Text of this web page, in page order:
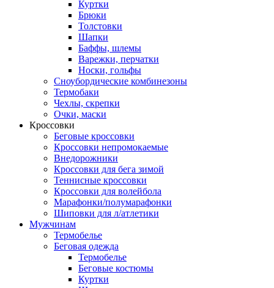
Куртки
Брюки
Толстовки
Шапки
Баффы, шлемы
Варежки, перчатки
Носки, гольфы
Сноубордические комбинезоны
Термобаки
Чехлы, скрепки
Очки, маски
Кроссовки
Беговые кроссовки
Кроссовки непромокаемые
Внедорожники
Кроссовки для бега зимой
Теннисные кроссовки
Кроссовки для волейбола
Марафонки/полумарафонки
Шиповки для л/атлетики
Мужчинам
Термобелье
Беговая одежда
Термобелье
Беговые костюмы
Куртки